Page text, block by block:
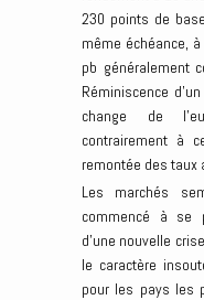
230 points de
même échéance,
pb généralement
Réminiscence
change de
contrairement à
remontée des taux
Les marchés
commencé à se
d’une nouvelle
le caractère
pour les pays les